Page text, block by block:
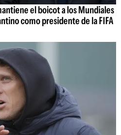
el boicot a los Mundiales
como presidente de la FIFA